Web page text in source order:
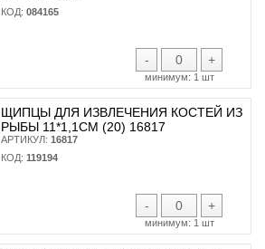
КОД: 084165
- +
минимум: 1 шт
ЩИПЦЫ ДЛЯ ИЗВЛЕЧЕНИЯ КОСТЕЙ ИЗ
РЫБЫ 11*1,1СМ (20) 16817
АРТИКУЛ: 16817
КОД: 119194
- +
минимум: 1 шт